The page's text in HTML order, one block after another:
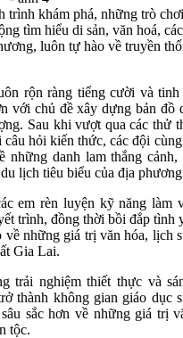
trình khám phá, những trò
tìm hiểu di sản, văn hoá,
luôn tự hào về truyền
rộn ràng tiếng cười và tinh
với chủ đề xây dựng bản đồ
Sau khi vượt qua các thử
hỏi kiến thức, các đội cùng
những danh lam thắng
lịch tiêu biểu của địa
em rèn luyện kỹ năng làm
trình, đồng thời bồi đắp tình
những giá trị văn hóa, lịch
Gia Lai.
trải nghiệm thiết thực và
thành không gian giáo dục
sắc hơn về những giá trị
tộc.